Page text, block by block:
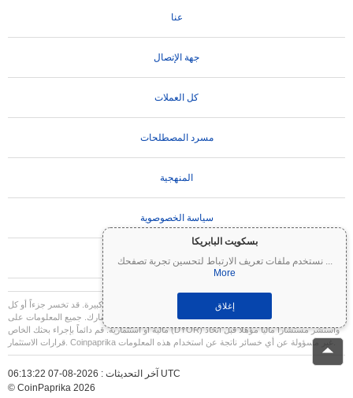
بسكويت البابريكا
نستخدم ملفات تعريف الارتباط لتحسين تجربة تصفحك ...
More
إغلاق
عنا
جهة الإتصال
كل العملات
مسرد المصطلحات
المنهجية
سياسة الخصوصوية
تعليمات الاستخدام
العملات المشفرة شديدة التقلب وتنطوي على مخاطر كبيرة. قد تخسر جزءاً أو كل
استثمارك. جميع المعلومات على Coinpaprika مقدمة لأغراض إعلامية فقط ولا تشكل نصيحة
مالية أو استثمارية. قم دائماً بإجراء بحثك الخاص (DYOR) واستشر مستشاراً مالياً مؤهلاً قبل اتخاذ
آخر التحديثات : 2026-08-07 06:13:22 UTC
© CoinPaprika 2026